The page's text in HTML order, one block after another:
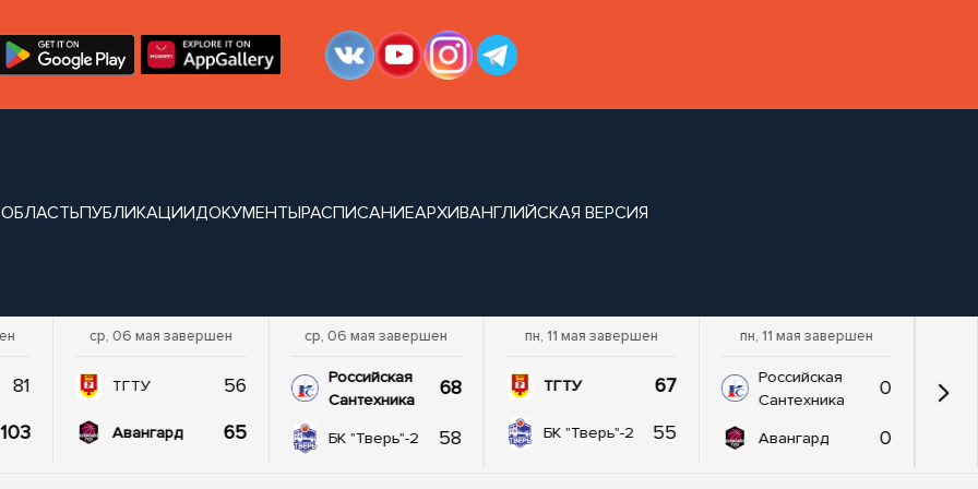
ПУБЛИКАЦИИДОКУМЕНТЫРАСПИСАНИЕАРХИВАНГЛИЙСКАЯ ВЕРСИЯ
81
103
ср, 06 мая завершен
ТГТУ 56
Авангард 65
ср, 06 мая завершен
Российская
Сантехника
68
БК "Тверь"-2 58
пн, 11 мая завершен
ТГТУ 67
БК "Тверь"-2 55
пн, 11 мая завершен
Российская
Сантехника
0
Авангард 0